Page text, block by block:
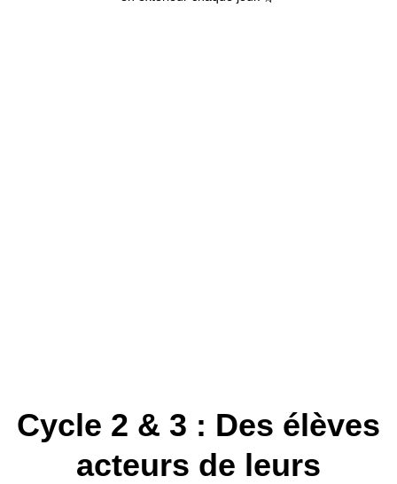
Cycle 2 & 3 : Des élèves
acteurs de leurs